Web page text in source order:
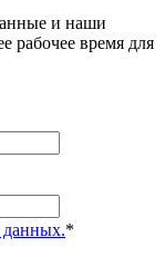
и наши
рабочее время для
данных.*